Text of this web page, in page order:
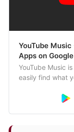
YouTube
Apps on
YouTube Music
easily find what
based on your